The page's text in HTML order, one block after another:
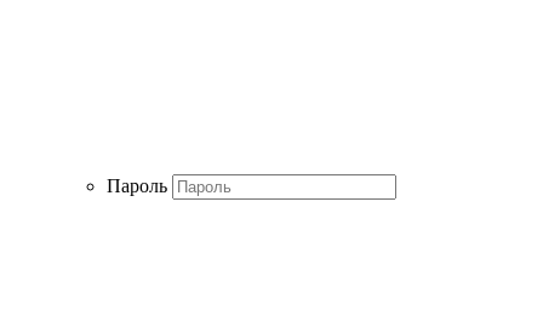
Пароль